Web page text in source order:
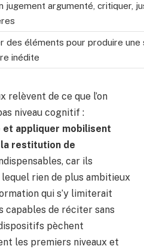
jugement argumenté, critiquer,
des éléments pour produire une
inédite
relèvent de ce que l’on
niveau cognitif :
et appliquer mobilisent
restitution de
car ils
rien de plus ambitieux
qui s’y limiterait
capables de réciter sans
pèchent
les premiers niveaux et